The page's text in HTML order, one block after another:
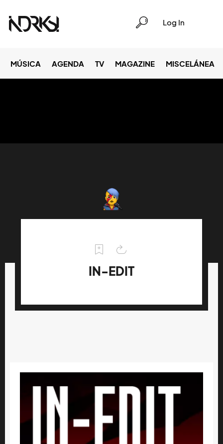
Log In
MÚSICA AGENDA TV MAGAZINE MISCELÁNEA
IN-EDIT